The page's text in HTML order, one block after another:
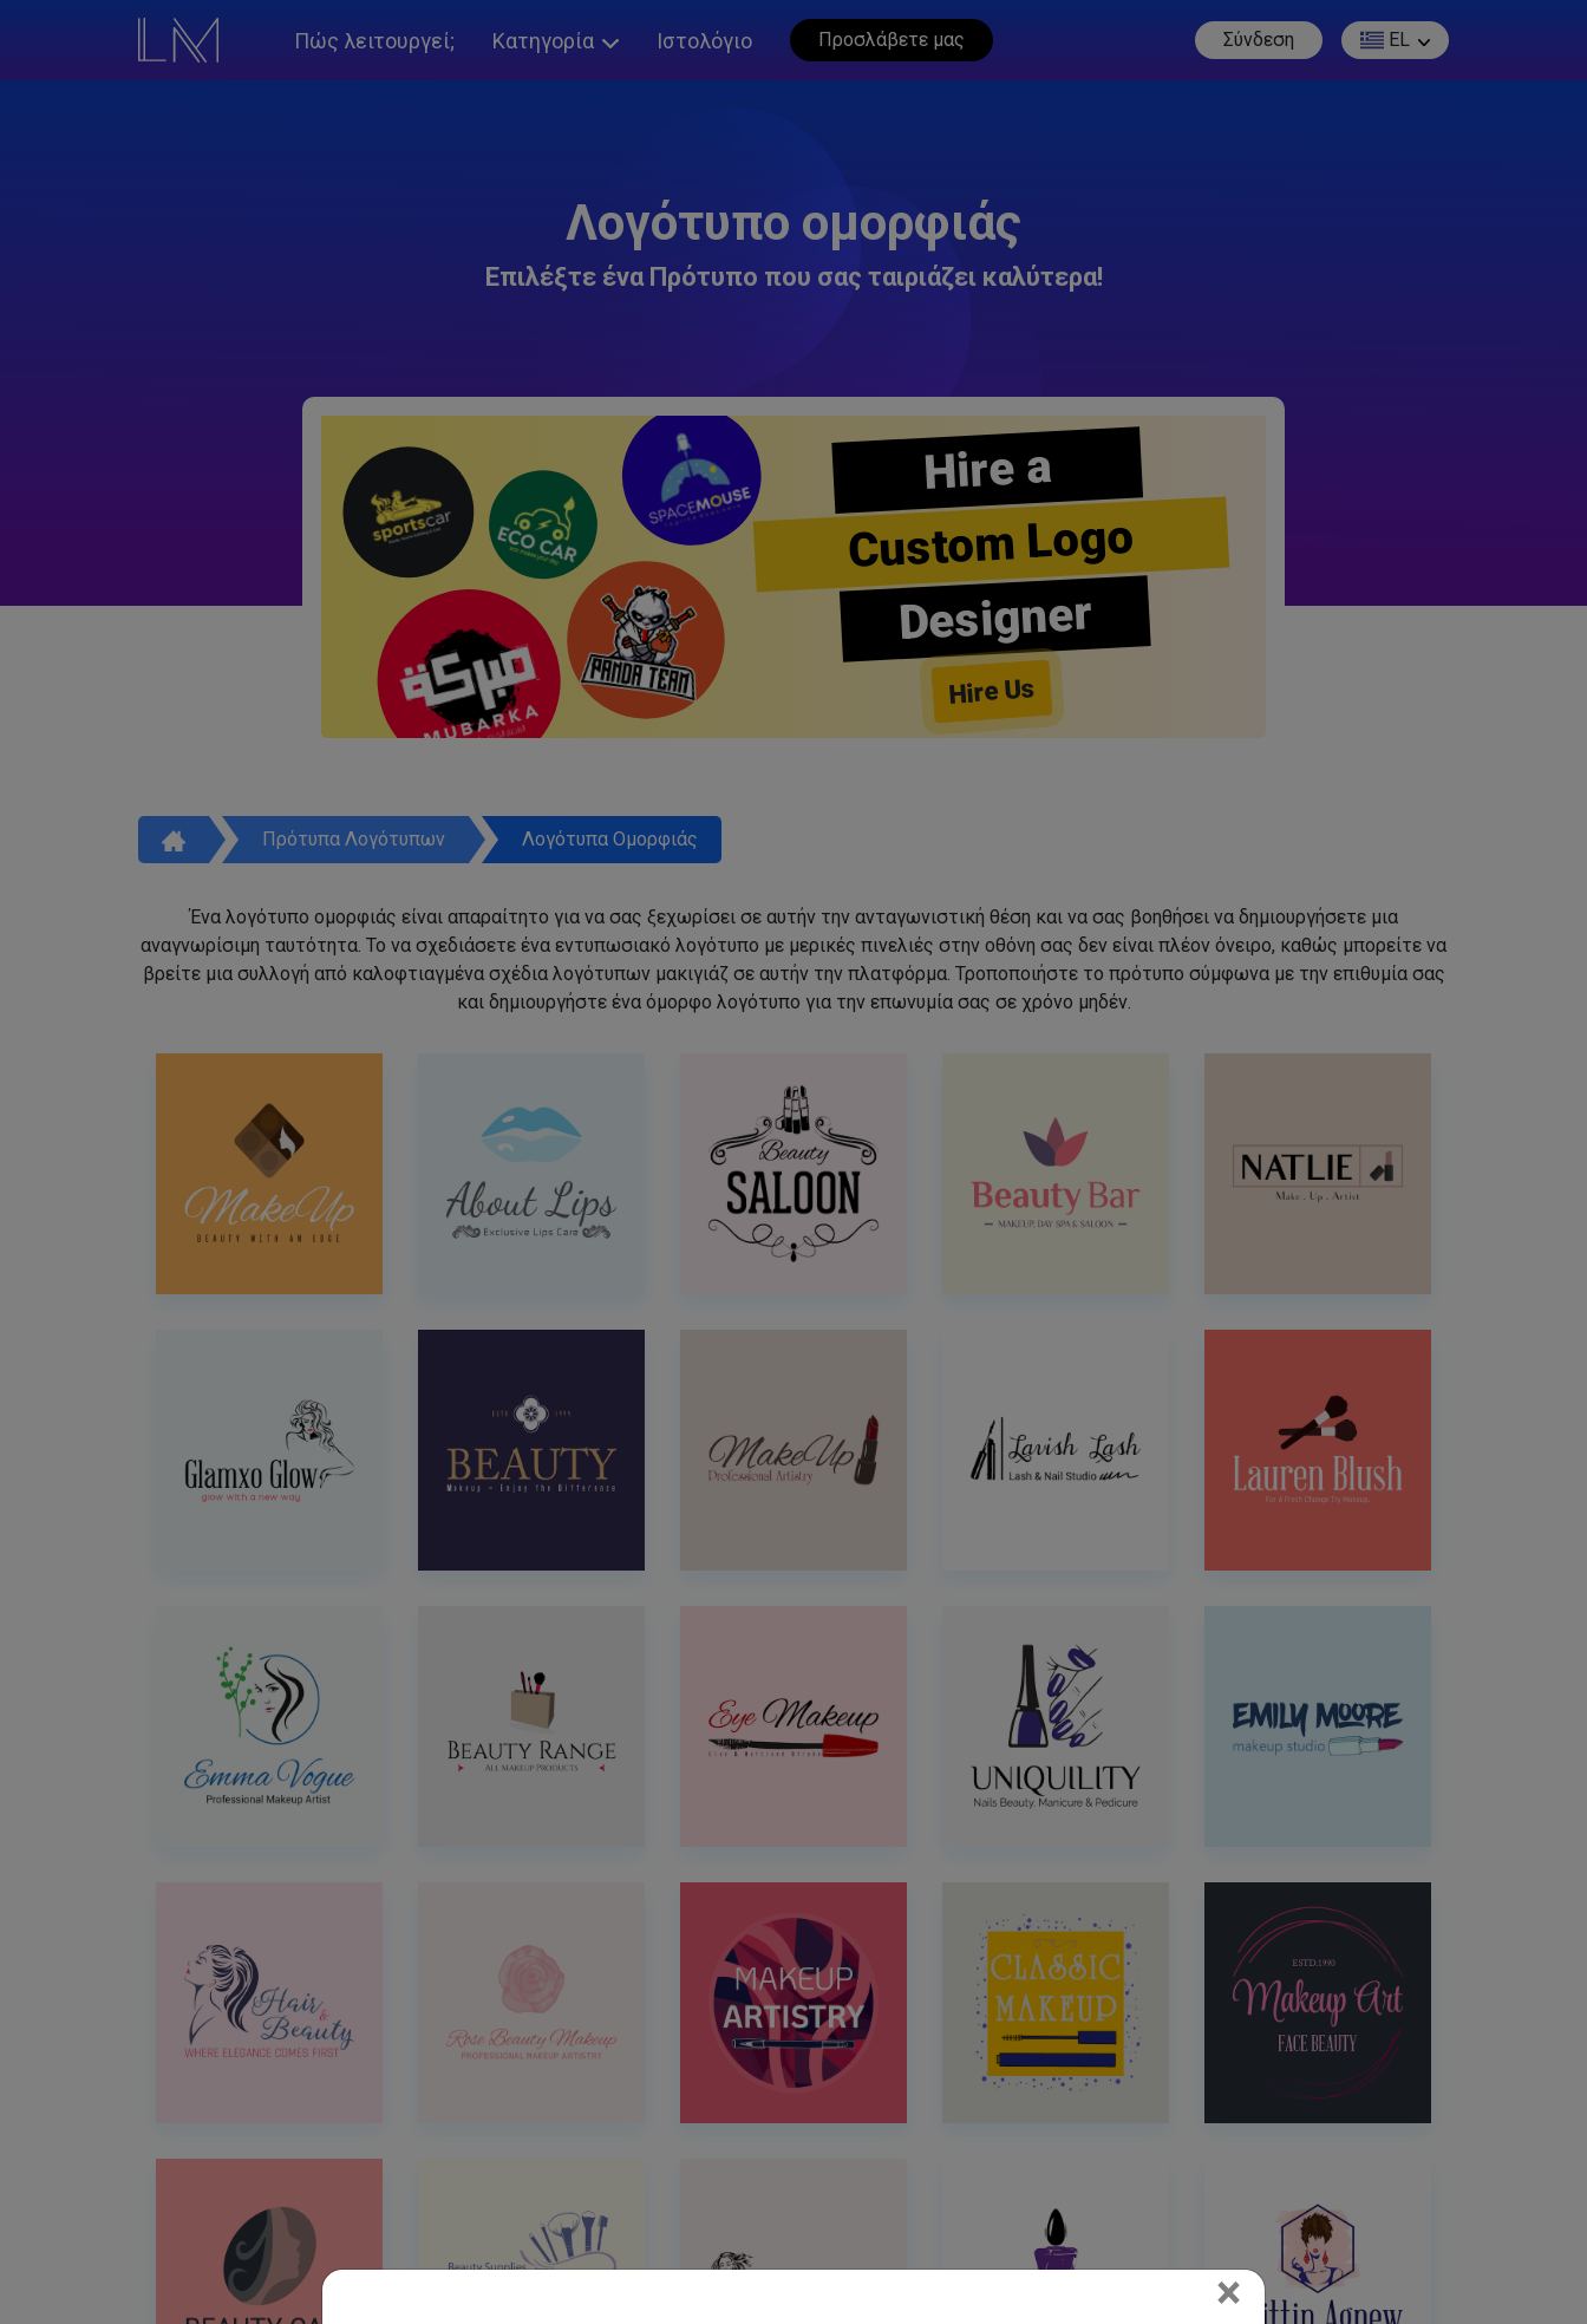
Πώς λειτουργεί; Κατηγορία Ιστολόγιο Προσλάβετε μας Σύνδεση EL
Λογότυπο ομορφιάς
Επιλέξτε ένα Πρότυπο που σας ταιριάζει καλύτερα!
Hire a
Custom Logo
Designer
Hire Us
Πρότυπα Λογότυπων Λογότυπα Ομορφιάς
Ένα λογότυπο ομορφιάς είναι απαραίτητο για να σας ξεχωρίσει σε αυτήν την ανταγωνιστική θέση και να σας βοηθήσει να δημιουργήσετε μια
αναγνωρίσιμη ταυτότητα. Το να σχεδιάσετε ένα εντυπωσιακό λογότυπο με μερικές πινελιές στην οθόνη σας δεν είναι πλέον όνειρο, καθώς μπορείτε να
βρείτε μια συλλογή από καλοφτιαγμένα σχέδια λογότυπων μακιγιάζ σε αυτήν την πλατφόρμα. Τροποποιήστε το πρότυπο σύμφωνα με την επιθυμία σας
και δημιουργήστε ένα όμορφο λογότυπο για την επωνυμία σας σε χρόνο μηδέν.
× Close